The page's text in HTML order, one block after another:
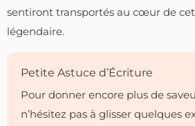
sentiront transportés au cœur de
légendaire.
Petite Astuce d’Écriture
Pour donner encore plus de
n’hésitez pas à glisser quelques